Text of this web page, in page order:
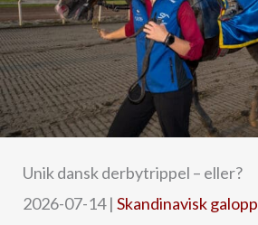
Unik dansk derbytrippel – eller?
2026-07-14| Skandinavisk galopp